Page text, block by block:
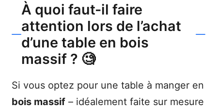
À quoi faut-il faire
attention lors de l’achat
d’une table en bois
massif ? 🧐
Si vous optez pour une table à manger en
bois massif – idéalement faite sur mesure